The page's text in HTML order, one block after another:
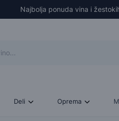
Najbolja ponuda vina i
Deli Oprema